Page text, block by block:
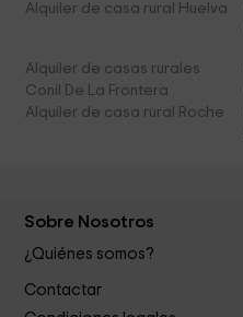
Alquiler de casa rural Huelva
Alquiler de casas rurales
Conil De La Frontera
Alquiler de casa rural Roche
Sobre Nosotros
¿Quiénes somos?
Contactar